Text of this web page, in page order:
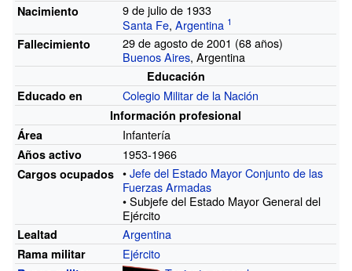
Nacimiento
9 de julio de 1933
Santa Fe,Argentina
Fallecimiento 29 de agosto de 2001 (68años)
Buenos Aires, Argentina
Educación
Educado en
Colegio Militar de la Nación
Información profesional
Área
Infantería
Años activo 1953-1966
Cargos ocupados •Jefe del Estado Mayor Conjunto de las
Fuerzas Armadas
• Subjefe del Estado Mayor General del
Ejército
Lealtad Argentina
Rama militar Ejército